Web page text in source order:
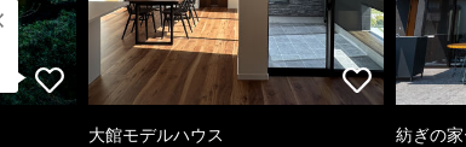
大館モデルハウス 紡ぎの